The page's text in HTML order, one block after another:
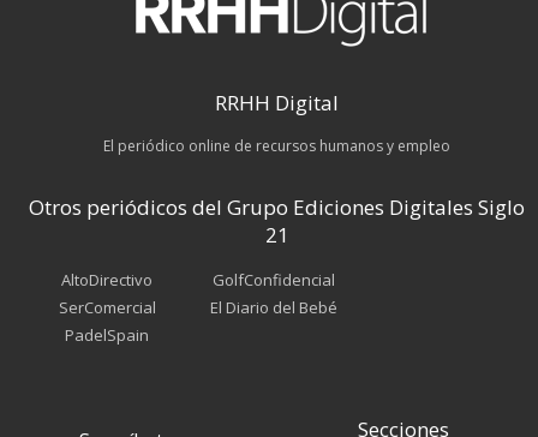
RRHH Digital
El periódico online de recursos humanos y empleo
Otros periódicos del Grupo Ediciones Digitales Siglo
21
AltoDirectivo
SerComercial
PadelSpain
GolfConfidencial
El Diario del Bebé
Secciones